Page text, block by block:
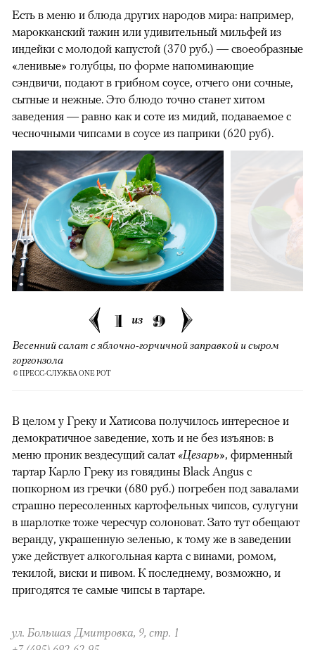
Есть в меню и блюда других народов мира: например,
марокканский тажин или удивительный мильфей из
индейки с молодой капустой (370 руб.) — своеобразные
«ленивые» голубцы, по форме напоминающие
сэндвичи, подают в грибном соусе, отчего они сочные,
сытные и нежные. Это блюдо точно станет хитом
заведения — равно как и соте из мидий, подаваемое с
чесночными чипсами в соусе из паприки (620 руб).
1 из 9
Весенний салат с яблочно-горчичной заправкой и сыром
горгонзола
© ПРЕСС-СЛУЖБА ONE POT
В целом у Греку и Хатисова получилось интересное и
демократичное заведение, хоть и не без изъянов: в
меню проник вездесущий салат «Цезарь», фирменный
тартар Карло Греку из говядины Black Angus с
попкорном из гречки (680 руб.) погребен под завалами
страшно пересоленных картофельных чипсов, сулугуни
в шарлотке тоже чересчур солоноват. Зато тут обещают
веранду, украшенную зеленью, к тому же в заведении
уже действует алкогольная карта с винами, ромом,
текилой, виски и пивом. К последнему, возможно, и
пригодятся те самые чипсы в тартаре.
ул. Большая Дмитровка, 9, стр. 1